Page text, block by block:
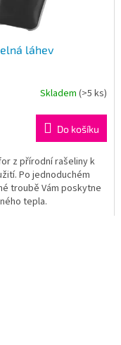
láhev
Skladem (>5 ks)
Do košíku
z přírodní rašeliny k
Po jednoduchém
troubě Vám poskytne
tepla.